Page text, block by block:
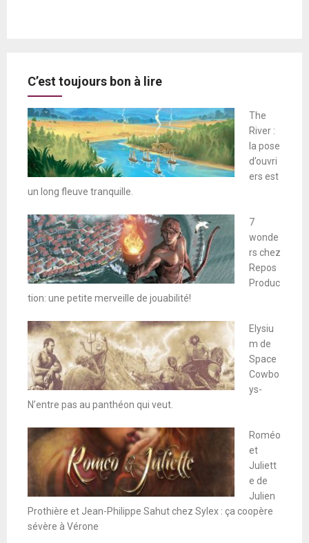
C’est toujours bon à lire
The
River :
la pose
d’ouvri
ers est
un long fleuve tranquille.
7
wonde
rs chez
Repos
Produc
tion: une petite merveille de jouabilité!
Elysiu
m de
Space
Cowbo
ys-
N’entre pas au panthéon qui veut.
Roméo
et
Juliett
e de
Julien
Prothière et Jean-Philippe Sahut chez Sylex : ça coopère
sévère à Vérone